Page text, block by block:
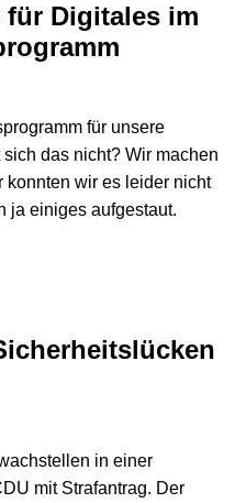
Digitales im
für unsere
das nicht? Wir machen
konnten wir es leider nicht
ja einiges aufgestaut.
in einer
mit Strafantrag. Der